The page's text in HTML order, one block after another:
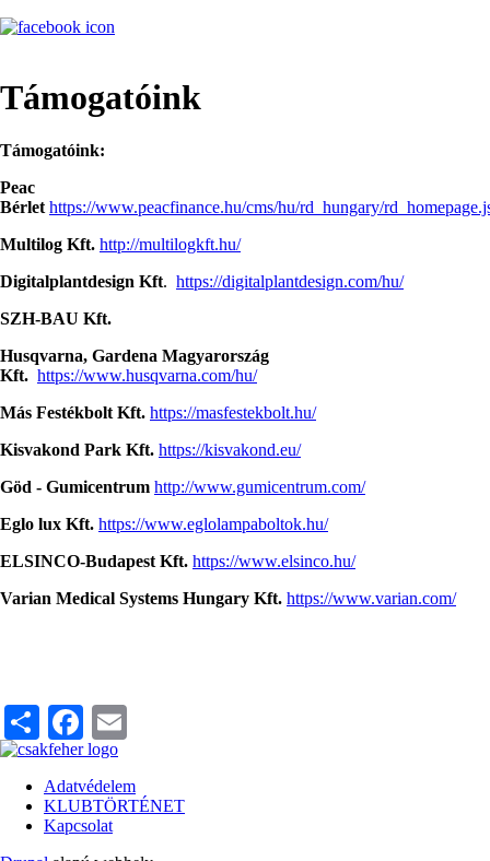
Támogatóink
Támogatóink:
Peac
Bérlet https://www.peacfinance.hu/cms/hu/rd_hungary/
Multilog Kft. http://multilogkft.hu/
Digitalplantdesign Kft. https://digitalplantdesign.com/hu/
SZH-BAU Kft.
Husqvarna, Gardena Magyarország
Kft. https://www.husqvarna.com/hu/
Más Festékbolt Kft. https://masfestekbolt.hu/
Kisvakond Park Kft. https://kisvakond.eu/
Göd - Gumicentrum http://www.gumicentrum.com/
Eglo lux Kft. https://www.eglolampaboltok.hu/
ELSINCO-Budapest Kft. https://www.elsinco.hu/
Varian Medical Systems Hungary Kft. https://www.varian.com/
ShareFacebook
Lábléc
Adatvédelem
KLUBTÖRTÉNET
Kapcsolat